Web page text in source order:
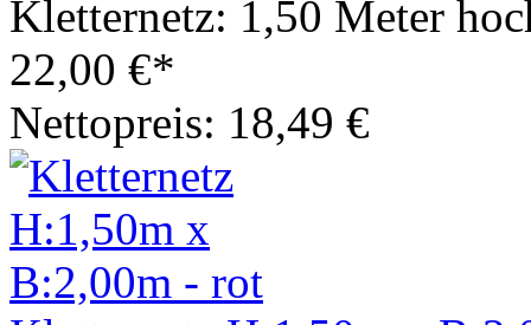
Kletternetz: 1,50 Meter
22,00 €*
Nettopreis: 18,49 €